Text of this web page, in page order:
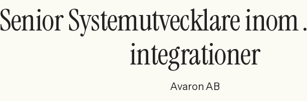
Senior Systemutvecklare inom
integrationer
Avaron AB